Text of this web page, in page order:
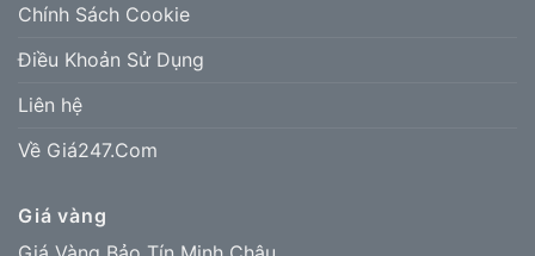
Chính Sách Cookie
Điều Khoản Sử Dụng
Liên hệ
Về Giá247.Com
Giá vàng